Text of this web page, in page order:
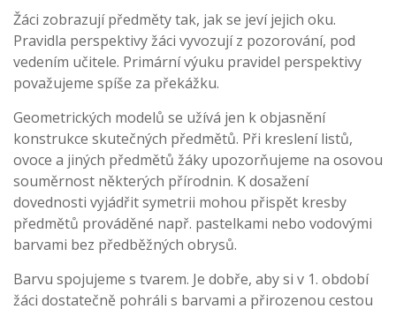
Žáci zobrazují předměty tak, jak se jeví jejich oku.
Pravidla perspektivy žáci vyvozují z pozorování, pod
vedením učitele. Primární výuku pravidel perspektivy
považujeme spíše za překážku.
Geometrických modelů se užívá jen k objasnění
konstrukce skutečných předmětů. Při kreslení listů,
ovoce a jiných předmětů žáky upozorňujeme na osovou
souměrnost některých přírodnin. K dosažení
dovednosti vyjádřit symetrii mohou přispět kresby
předmětů prováděné např. pastelkami nebo vodovými
barvami bez předběžných obrysů.
Barvu spojujeme s tvarem. Je dobře, aby si v 1. období
žáci dostatečně pohráli s barvami a přirozenou cestou